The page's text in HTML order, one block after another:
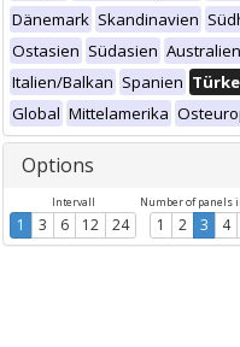
Dänemark Skandinavien
Ostasien Südasien Australien
Italien/Balkan Spanien
Global Mittelamerika
Options
Intervall
1 3 6 12 24
Number of panels
1 2 3 4